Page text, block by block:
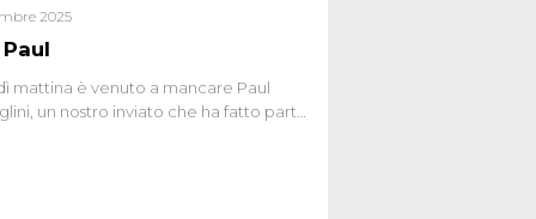
2025
mattina è venuto a mancare Paul
un nostro inviato che ha fatto parte